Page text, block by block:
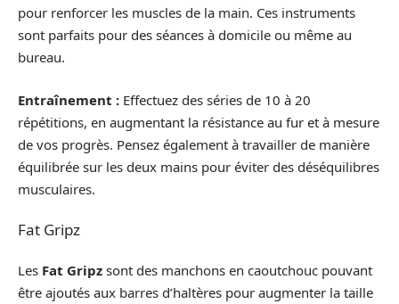
pour renforcer les muscles de la main. Ces instruments
sont parfaits pour des séances à domicile ou même au
bureau.
Entraînement : Effectuez des séries de 10 à 20
répétitions, en augmentant la résistance au fur et à mesure
de vos progrès. Pensez également à travailler de manière
équilibrée sur les deux mains pour éviter des déséquilibres
musculaires.
Fat Gripz
Les Fat Gripz sont des manchons en caoutchouc pouvant
être ajoutés aux barres d’haltères pour augmenter la taille